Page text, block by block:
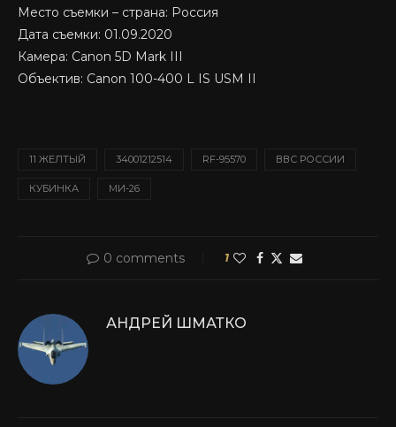
Место съемки – страна: Россия
Дата съемки: 01.09.2020
Камера: Canon 5D Mark III
Объектив: Canon 100-400 L IS USM II
11 ЖЕЛТЫЙ 34001212514 RF-95570 ВВС РОССИИ
КУБИНКА МИ-26
0 comments 1
АНДРЕЙ ШМАТКО